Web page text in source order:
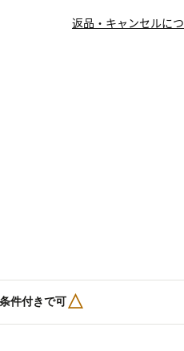
返品・キャンセルに
条件付きで可△